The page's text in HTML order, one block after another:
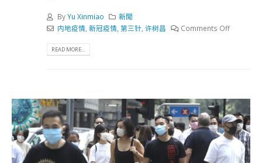
ByYu Xinmiao
新聞
内地疫情, 新冠疫情, 第三针, 许树昌 Comments Off
READ MORE...